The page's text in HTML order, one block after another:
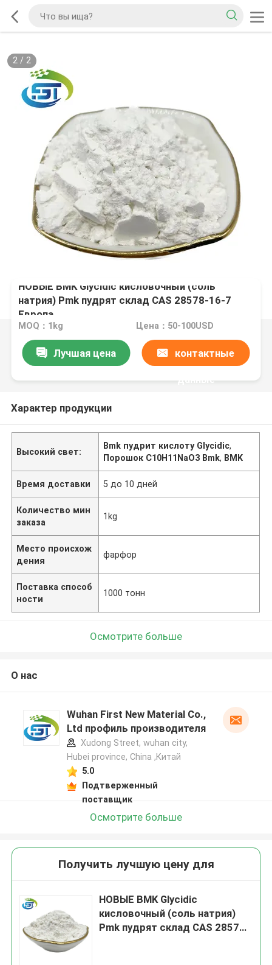
2/ 2
НОВЫЕ BMK Glycidic кисловочный (соль
натрия) Pmk пудрят склад CAS 28578-16-7
Европа
MOQ：1kg Цена：50-100USD
Лучшая цена контактные
данные
Характер продукции
Высокий свет:
Bmk пудрит кислоту Glycidic,
Порошок C10H11NaO3 Bmk, BMK
Время доставки 5 до 10 дней
Количество мин
заказа
1kg
Место происхож
дения
фарфор
Поставка способ
ности
1000 тонн
Осмотрите больше
О нас
Wuhan First New Material Co.,
Ltd профиль производителя
Xudong Street, wuhan city,
Hubei province, China ,Китай
5.0
Подтверженный
поставщик
Осмотрите больше
Получить лучшую цену для
НОВЫЕ BMK Glycidic
кисловочный (соль натрия)
Pmk пудрят склад CAS 28578-